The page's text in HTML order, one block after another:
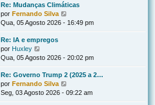
g
e
m
m
a
m
n
a
e
m
ú
l
t
m
m
n
s
a
Re: Mudanças Climáticas
por Fernando Silva
e
t
m
m
Qua, 05 Agosto 2026 - 16:49 pm
Re: IA e empregos
por Huxley
e
ú
l
t
Qua, 05 Agosto 2026 - 20:02 pm
Re: Governo Trump 2 (2025 a 2…
por Fernando Silva
e
Seg, 03 Agosto 2026 - 09:22 am